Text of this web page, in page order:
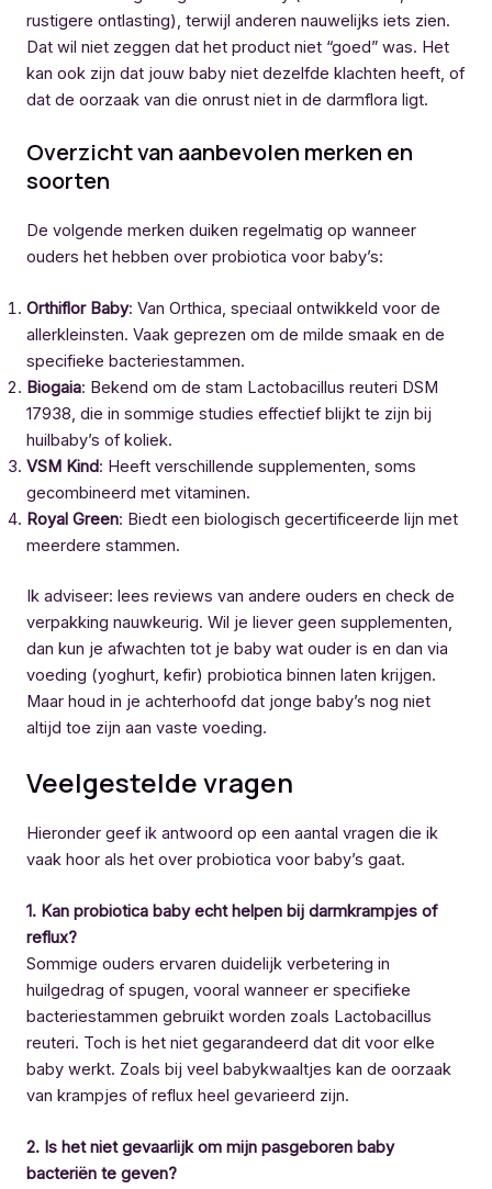
rustigere ontlasting), terwijl anderen nauwelijks iets zien.
Dat wil niet zeggen dat het product niet “goed” was. Het
kan ook zijn dat jouw baby niet dezelfde klachten heeft, of
dat de oorzaak van die onrust niet in de darmflora ligt.
Overzicht van aanbevolen merken en
soorten
De volgende merken duiken regelmatig op wanneer
ouders het hebben over probiotica voor baby’s:
Orthiflor Baby: Van Orthica, speciaal ontwikkeld voor de
allerkleinsten. Vaak geprezen om de milde smaak en de
specifieke bacteriestammen.
Biogaia: Bekend om de stam Lactobacillus reuteri DSM
17938, die in sommige studies effectief blijkt te zijn bij
huilbaby’s of koliek.
VSM Kind: Heeft verschillende supplementen, soms
gecombineerd met vitaminen.
Royal Green: Biedt een biologisch gecertificeerde lijn met
meerdere stammen.
Ik adviseer: lees reviews van andere ouders en check de
verpakking nauwkeurig. Wil je liever geen supplementen,
dan kun je afwachten tot je baby wat ouder is en dan via
voeding (yoghurt, kefir) probiotica binnen laten krijgen.
Maar houd in je achterhoofd dat jonge baby’s nog niet
altijd toe zijn aan vaste voeding.
Veelgestelde vragen
Hieronder geef ik antwoord op een aantal vragen die ik
vaak hoor als het over probiotica voor baby’s gaat.
1. Kan probiotica baby echt helpen bij darmkrampjes of
reflux?
Sommige ouders ervaren duidelijk verbetering in
huilgedrag of spugen, vooral wanneer er specifieke
bacteriestammen gebruikt worden zoals Lactobacillus
reuteri. Toch is het niet gegarandeerd dat dit voor elke
baby werkt. Zoals bij veel babykwaaltjes kan de oorzaak
van krampjes of reflux heel gevarieerd zijn.
2. Is het niet gevaarlijk om mijn pasgeboren baby
bacteriën te geven?